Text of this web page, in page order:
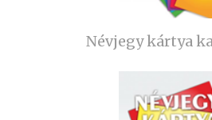
Névjegy kártya